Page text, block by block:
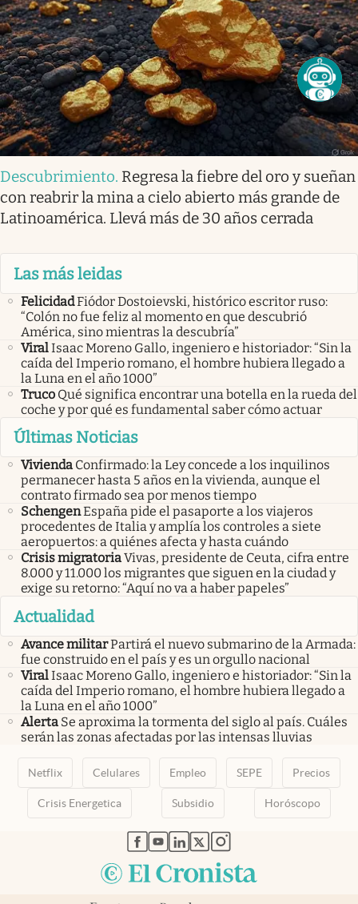
Descubrimiento. Regresa la fiebre del oro y sueñan
con reabrir la mina a cielo abierto más grande de
Latinoamérica. Llevá más de 30 años cerrada
Las más leidas
FelicidadFiódor Dostoievski, histórico escritor ruso:
“Colón no fue feliz al momento en que descubrió
América, sino mientras la descubría”
ViralIsaac Moreno Gallo, ingeniero e historiador: “Sin la
caída del Imperio romano, el hombre hubiera llegado a
la Luna en el año 1000”
Truco Qué significa encontrar una botella en la rueda del
coche y por qué es fundamental saber cómo actuar
Últimas Noticias
Vivienda Confirmado: la Ley concede a los inquilinos
permanecer hasta 5 años en la vivienda, aunque el
contrato firmado sea por menos tiempo
SchengenEspaña pide el pasaporte a los viajeros
procedentes de Italia y amplía los controles a siete
aeropuertos: a quiénes afecta y hasta cuándo
Crisis migratoriaVivas, presidente de Ceuta, cifra entre
8.000 y 11.000 los migrantes que siguen en la ciudad y
exige su retorno: “Aquí no va a haber papeles”
Actualidad
Avance militarPartirá el nuevo submarino de la Armada:
fue construido en el país y es un orgullo nacional
ViralIsaac Moreno Gallo, ingeniero e historiador: “Sin la
caída del Imperio romano, el hombre hubiera llegado a
la Luna en el año 1000”
Alerta Se aproxima la tormenta del siglo al país. Cuáles
serán las zonas afectadas por las intensas lluvias
Netflix Celulares Empleo SEPE Precios
Crisis Energetica Subsidio Horóscopo
abre en nueva pestaña
abre en nueva pestaña
abre en nueva pestaña
abre en nueva pestaña
abre en nueva pestaña